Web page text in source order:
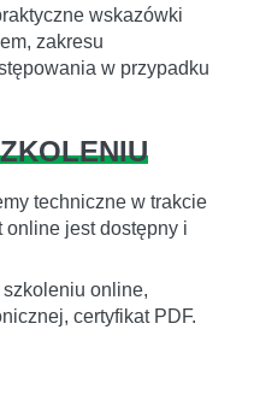
wskazówki
zakresu
w przypadku
techniczne w trakcie
online jest dostępny i
online,
certyfikat PDF.